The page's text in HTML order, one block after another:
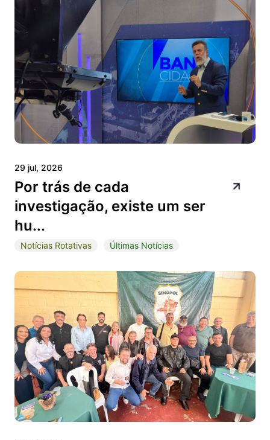
29 jul, 2026
Por trás de cada
investigação, existe um ser
hu...
Notícias Rotativas Últimas Notícias